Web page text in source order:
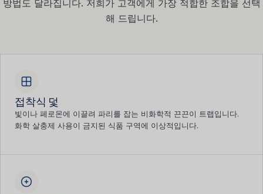
방법도 달라집니다. 저희가 고객에게 가장 적합한 조합을 선택
해 드립니다.
접착식 덫
빛이나 페로몬에 이끌려 파리를 잡는 비화학적 끈끈이 트랩입니다.
화학 살충제 사용이 금지된 식품 구역에 이상적입니다.